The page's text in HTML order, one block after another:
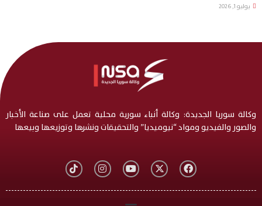
يوليو 1, 2026
وكالة سوريا الجديدة: وكالة أنباء سورية محلية تعمل على صناعة الأخبار
والصور والفيديو ومواد “نيوميديا” والتحقيقات ونشرها وتوزيعها وبيعها